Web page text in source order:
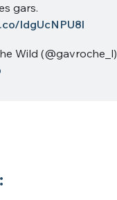
gars.
ldgUcNPU8l
Wild (@gavroche_l)